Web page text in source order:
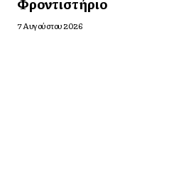
7 Αυγούστου 2026